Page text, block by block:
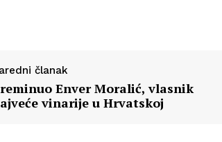
članak
Enver Moralić, vlasnik
vinarije u Hrvatskoj